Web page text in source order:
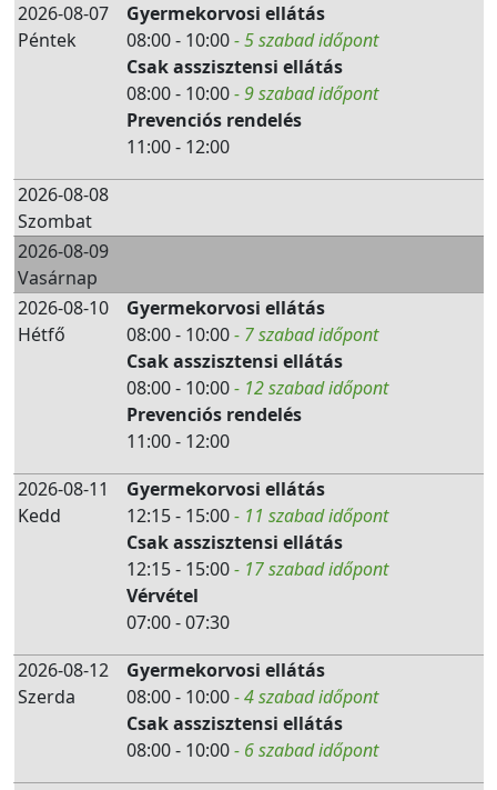
2026-08-07
Péntek
Gyermekorvosi ellátás
08:00 - 10:00- 5 szabad időpont
Csak asszisztensi ellátás
08:00 - 10:00- 9 szabad időpont
Prevenciós rendelés
11:00 - 12:00
2026-08-08
Szombat
2026-08-09
Vasárnap
2026-08-10
Hétfő
Gyermekorvosi ellátás
08:00 - 10:00- 7 szabad időpont
Csak asszisztensi ellátás
08:00 - 10:00- 12 szabad időpont
Prevenciós rendelés
11:00 - 12:00
2026-08-11
Kedd
Gyermekorvosi ellátás
12:15 - 15:00- 11 szabad időpont
Csak asszisztensi ellátás
12:15 - 15:00- 17 szabad időpont
Vérvétel
07:00 - 07:30
2026-08-12
Szerda
Gyermekorvosi ellátás
08:00 - 10:00- 4 szabad időpont
Csak asszisztensi ellátás
08:00 - 10:00- 6 szabad időpont